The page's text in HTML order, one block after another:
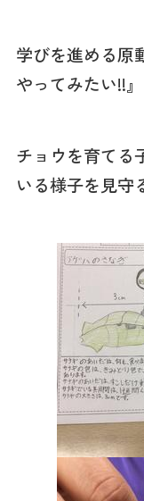
学びを進める原
やってみたい!!』
チョウを育てる
いる様子を見守